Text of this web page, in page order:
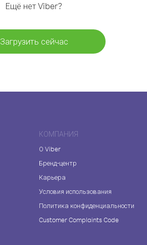
Ещё нет Viber?
Загрузить сейчас
КОМПАНИЯ
О Viber
Бренд-центр
Карьера
Условия использования
Политика конфиденциальности
Customer Complaints Code